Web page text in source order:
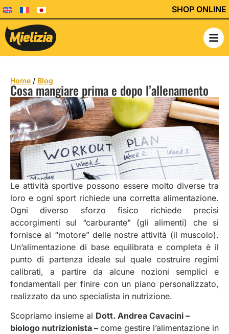
SHOP ONLINE
Home / Blog
Cosa mangiare prima e dopo l’allenamento
Le attività sportive possono essere molto diverse tra
loro e ogni sport richiede una corretta alimentazione.
Ogni diverso sforzo fisico richiede precisi
accorgimenti sul “carburante” (gli alimenti) che si
fornisce al “motore” delle nostre attività (il muscolo).
Un’alimentazione di base equilibrata e completa è il
punto di partenza ideale sul quale costruire regimi
calibrati, a partire da alcune nozioni semplici e
fondamentali per finire con un piano personalizzato,
realizzato da uno specialista in nutrizione.
Scopriamo insieme al Dott. Andrea Cavacini –
biologo nutrizionista – come gestire l’alimentazione in